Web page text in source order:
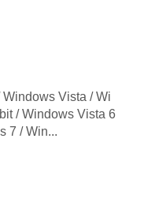
Vista / Wi
/ Windows Vista 6
7 / Win...